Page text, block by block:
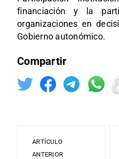
financiación y la
organizaciones en
Gobierno autonómico.
Compartir
ARTÍCULO
ANTERIOR